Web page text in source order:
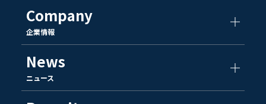
Company
企業情報
News
ニュース